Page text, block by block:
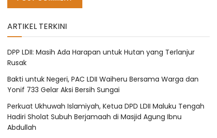
ARTIKEL TERKINI
DPP LDII: Masih Ada Harapan untuk Hutan yang Terlanjur
Rusak
Bakti untuk Negeri, PAC LDII Waiheru Bersama Warga dan
Yonif 733 Gelar Aksi Bersih Sungai
Perkuat Ukhuwah Islamiyah, Ketua DPD LDII Maluku Tengah
Hadiri Sholat Subuh Berjamaah di Masjid Agung Ibnu
Abdullah